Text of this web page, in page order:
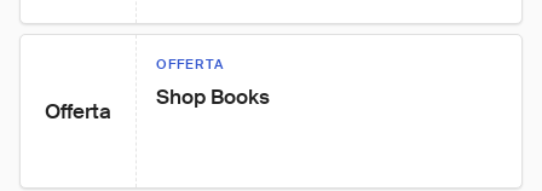
Offerta
OFFERTA
Shop Books